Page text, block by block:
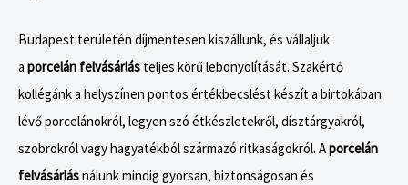
Budapest területén díjmentesen kiszállunk, és vállaljuk
a porcelán felvásárlás teljes körű lebonyolítását. Szakértő
kollégánk a helyszínen pontos értékbecslést készít a birtokában
lévő porcelánokról, legyen szó étkészletekről, dísztárgyakról,
szobrokról vagy hagyatékból származó ritkaságokról. Aporcelán
felvásárlásnálunk mindig gyorsan, biztonságosan és